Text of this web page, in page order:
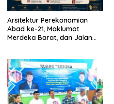
Arsitektur Perekonomian
Abad ke-21, Maklumat
Merdeka Barat, dan Jalan